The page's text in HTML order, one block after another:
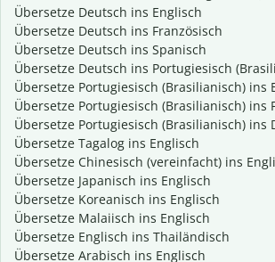
Übersetze Deutsch ins Englisch
Übersetze Deutsch ins Französisch
Übersetze Deutsch ins Spanisch
Übersetze Deutsch ins Portugiesisch
Übersetze Portugiesisch (Brasilianisch) ins
Übersetze Portugiesisch (Brasilianisch) ins
Übersetze Portugiesisch (Brasilianisch) ins
Übersetze Tagalog ins Englisch
Übersetze Chinesisch (vereinfacht) ins
Übersetze Japanisch ins Englisch
Übersetze Koreanisch ins Englisch
Übersetze Malaiisch ins Englisch
Übersetze Englisch ins Thailändisch
Übersetze Arabisch ins Englisch